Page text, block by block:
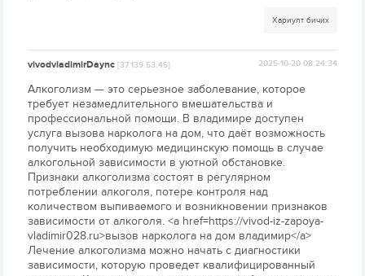
Хариулт бичих
vivodvladimirDaync[37.139.53.45] 2025-10-20 08:24:34
Алкоголизм — это серьезное заболевание, которое
требует незамедлительного вмешательства и
профессиональной помощи. В владимире доступен
услуга вызова нарколога на дом, что даёт возможность
получить необходимую медицинскую помощь в случае
алкогольной зависимости в уютной обстановке.
Признаки алкоголизма состоят в регулярном
потреблении алкоголя, потере контроля над
количеством выпиваемого и возникновении признаков
зависимости от алкоголя. <a href=https://vivod-iz-zapoya-
vladimir028.ru>вызов нарколога на дом владимир</a>
Лечение алкоголизма можно начать с диагностики
зависимости, которую проведет квалифицированный